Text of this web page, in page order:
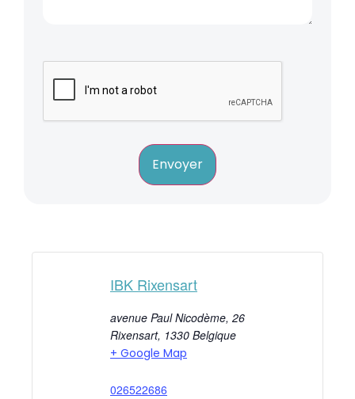
Envoyer
IBK Rixensart
avenue Paul Nicodème, 26
Rixensart, 1330 Belgique
+ Google Map
026522686